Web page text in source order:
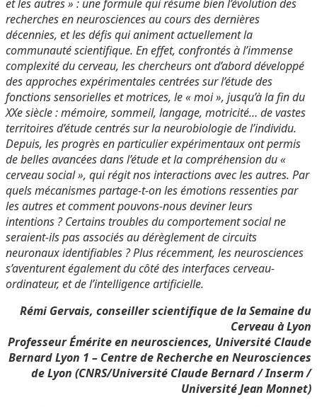
et les autres » : une formule qui résume bien l’évolution des
recherches en neurosciences au cours des dernières
décennies, et les défis qui animent actuellement la
communauté scientifique. En effet, confrontés à l’immense
complexité du cerveau, les chercheurs ont d’abord développé
des approches expérimentales centrées sur l’étude des
fonctions sensorielles et motrices, le « moi », jusqu’à la fin du
XXe siècle : mémoire, sommeil, langage, motricité… de vastes
territoires d’étude centrés sur la neurobiologie de l’individu.
Depuis, les progrès en particulier expérimentaux ont permis
de belles avancées dans l’étude et la compréhension du «
cerveau social », qui régit nos interactions avec les autres. Par
quels mécanismes partage-t-on les émotions ressenties par
les autres et comment pouvons-nous deviner leurs
intentions ? Certains troubles du comportement social ne
seraient-ils pas associés au dérèglement de circuits
neuronaux identifiables ? Plus récemment, les neurosciences
s’aventurent également du côté des interfaces cerveau-
ordinateur, et de l’intelligence artificielle.
Rémi Gervais, conseiller scientifique de la Semaine du
Cerveau à Lyon
Professeur Émérite en neurosciences, Université Claude
Bernard Lyon 1 – Centre de Recherche en Neurosciences
de Lyon (CNRS/Université Claude Bernard / Inserm /
Université Jean Monnet)